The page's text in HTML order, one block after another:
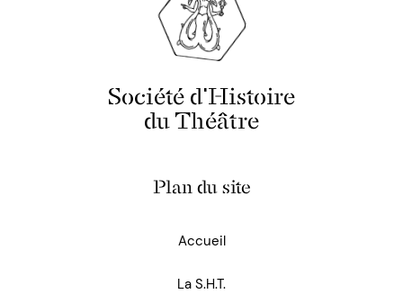
Société d'Histoire
du Théâtre
Plan du site
Accueil
La S.H.T.